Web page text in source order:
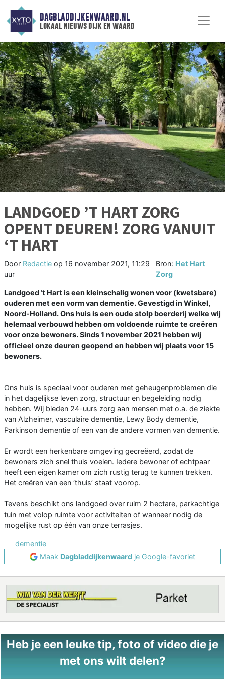
DAGBLADDIJKENWAARD.NL
lokaal nieuws dijk en waard
LANDGOED ’T HART ZORG
OPENT DEUREN! ZORG VANUIT
‘T HART
Door Redactie op 16 november 2021, 11:29
uur
Bron: Het Hart
Zorg
Landgoed ‘t Hart is een kleinschalig wonen voor (kwetsbare)
ouderen met een vorm van dementie. Gevestigd in Winkel,
Noord-Holland. Ons huis is een oude stolp boerderij welke wij
helemaal verbouwd hebben om voldoende ruimte te creëren
voor onze bewoners. Sinds 1 november 2021 hebben wij
officieel onze deuren geopend en hebben wij plaats voor 15
bewoners.
Ons huis is speciaal voor ouderen met geheugenproblemen die
in het dagelijkse leven zorg, structuur en begeleiding nodig
hebben. Wij bieden 24-uurs zorg aan mensen met o.a. de ziekte
van Alzheimer, vasculaire dementie, Lewy Body dementie,
Parkinson dementie of een van de andere vormen van dementie.
Er wordt een herkenbare omgeving gecreëerd, zodat de
bewoners zich snel thuis voelen. Iedere bewoner of echtpaar
heeft een eigen kamer om zich rustig terug te kunnen trekken.
Het creëren van een ‘thuis’ staat voorop.
Tevens beschikt ons landgoed over ruim 2 hectare, parkachtige
tuin met volop ruimte voor activiteiten of wanneer nodig de
mogelijke rust op één van onze terrasjes.
dementie
Maak Dagbladdijkenwaard je Google-favoriet
Heb je een leuke tip, foto of video die je
met ons wilt delen?